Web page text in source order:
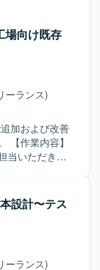
。 顧客要望を
既存機能との
す。 【求
周囲とコミュ
ける方を求
対応し、品質
ましいで
の個別要件に
ッケージ製品
計・実装スキ
場向け既存
ーランス)
加および改善
当いただきま
ただきます。
周囲と円滑に
れる方を求
存システム
ける方が望
設計〜テス
ーランス)